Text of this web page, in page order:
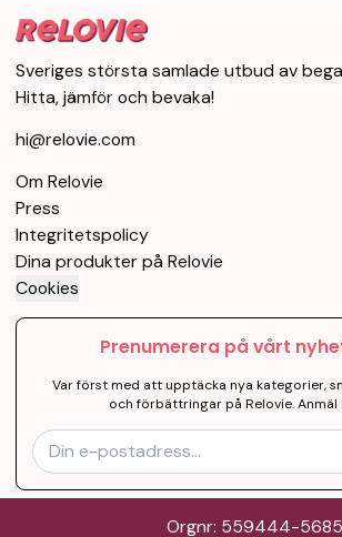
Sveriges största samlade utbud av
Hitta, jämför och bevaka!
hi@relovie.com
Om Relovie
Press
Integritetspolicy
Dina produkter på Relovie
Cookies
Prenumerera på vårt
Var först med att upptäcka nya kategorier,
och förbättringar på Relovie. Anmäl
Orgnr: 559444-5685